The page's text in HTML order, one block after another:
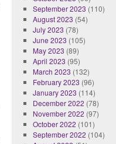
September 2023 (110)
August 2023 (54)
July 2023 (78)
June 2023 (105)
May 2023 (89)
April 2023 (95)
March 2023 (132)
February 2023 (96)
January 2023 (114)
December 2022 (78)
November 2022 (97)
October 2022 (101)
September 2022 (104)